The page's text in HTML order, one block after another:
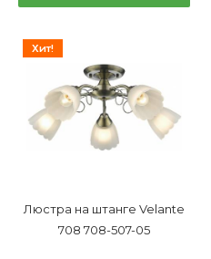
Хит!
Люстра на штанге Velante
708 708-507-05